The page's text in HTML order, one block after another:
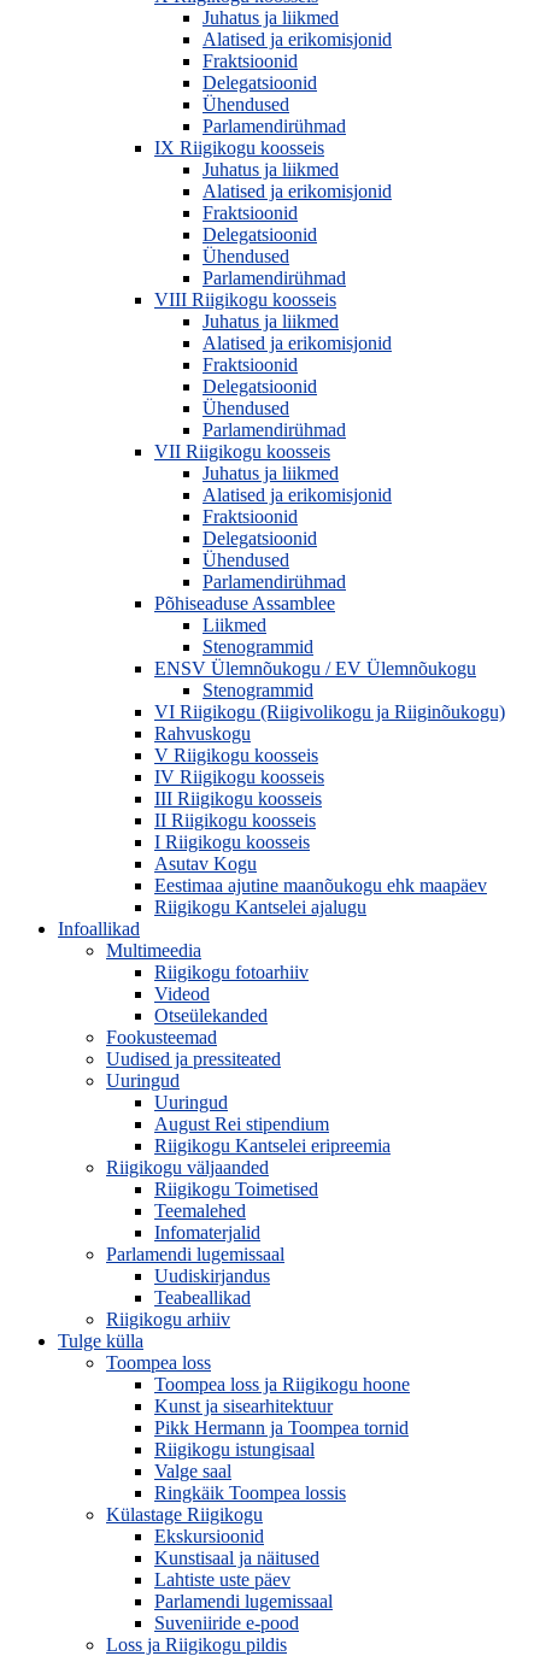
Juhatus ja liikmed
Alatised ja erikomisjonid
Fraktsioonid
Delegatsioonid
Ühendused
Parlamendirühmad
IX Riigikogu koosseis
Juhatus ja liikmed
Alatised ja erikomisjonid
Fraktsioonid
Delegatsioonid
Ühendused
Parlamendirühmad
VIII Riigikogu koosseis
Juhatus ja liikmed
Alatised ja erikomisjonid
Fraktsioonid
Delegatsioonid
Ühendused
Parlamendirühmad
VII Riigikogu koosseis
Juhatus ja liikmed
Alatised ja erikomisjonid
Fraktsioonid
Delegatsioonid
Ühendused
Parlamendirühmad
Põhiseaduse Assamblee
Liikmed
Stenogrammid
ENSV Ülemnõukogu / EV Ülemnõukogu
Stenogrammid
VI Riigikogu (Riigivolikogu ja Riiginõukogu)
Rahvuskogu
V Riigikogu koosseis
IV Riigikogu koosseis
III Riigikogu koosseis
II Riigikogu koosseis
I Riigikogu koosseis
Asutav Kogu
Eestimaa ajutine maanõukogu ehk maapäev
Riigikogu Kantselei ajalugu
Infoallikad
Multimeedia
Riigikogu fotoarhiiv
Videod
Otseülekanded
Fookusteemad
Uudised ja pressiteated
Uuringud
Uuringud
August Rei stipendium
Riigikogu Kantselei eripreemia
Riigikogu väljaanded
Riigikogu Toimetised
Teemalehed
Infomaterjalid
Parlamendi lugemissaal
Uudiskirjandus
Teabeallikad
Riigikogu arhiiv
Tulge külla
Toompea loss
Toompea loss ja Riigikogu hoone
Kunst ja sisearhitektuur
Pikk Hermann ja Toompea tornid
Riigikogu istungisaal
Valge saal
Ringkäik Toompea lossis
Külastage Riigikogu
Ekskursioonid
Kunstisaal ja näitused
Lahtiste uste päev
Parlamendi lugemissaal
Suveniiride e-pood
Loss ja Riigikogu pildis